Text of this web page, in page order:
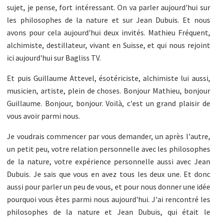
sujet, je pense, fort intéressant. On va parler aujourd'hui sur
les philosophes de la nature et sur Jean Dubuis. Et nous
avons pour cela aujourd'hui deux invités. Mathieu Fréquent,
alchimiste, destillateur, vivant en Suisse, et qui nous rejoint
ici aujourd'hui sur Bagliss TV.
Et puis Guillaume Attevel, ésotériciste, alchimiste lui aussi,
musicien, artiste, plein de choses. Bonjour Mathieu, bonjour
Guillaume. Bonjour, bonjour. Voilà, c'est un grand plaisir de
vous avoir parmi nous.
Je voudrais commencer par vous demander, un après l'autre,
un petit peu, votre relation personnelle avec les philosophes
de la nature, votre expérience personnelle aussi avec Jean
Dubuis. Je sais que vous en avez tous les deux une. Et donc
aussi pour parler un peu de vous, et pour nous donner une idée
pourquoi vous êtes parmi nous aujourd'hui. J'ai rencontré les
philosophes de la nature et Jean Dubuis, qui était le